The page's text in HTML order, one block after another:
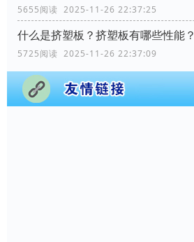
5655阅读 2025-11-26 22:37:25
什么是挤塑板？挤塑板有哪些性能？
5725阅读 2025-11-26 22:37:09